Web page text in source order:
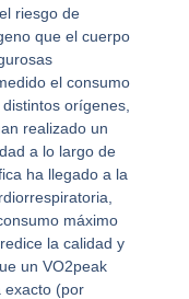
riesgo de
que el cuerpo
el consumo
orígenes,
realizado un
a lo largo de
ha llegado a la
máximo
la calidad y
un VO2peak
exacto (por